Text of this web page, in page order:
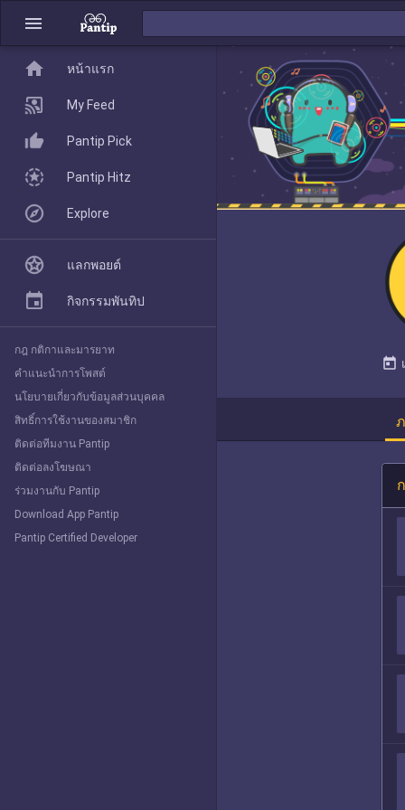
menu
today
home
Pantip Pick
Explore
home หน้าแรก
My Feed
Pantip Pick
Pantip Hitz
Explore
แลกพอยต์
กิจกรรมพันทิป
กฎ กติกาและมารยาท
คำแนะนำการโพสต์
นโยบายเกี่ยวกับข้อมูลส่วนบุคคล
สิทธิ์การใช้งานของสมาชิก
ติดต่อทีมงาน Pantip
ติดต่อลงโฆษณา
ร่วมงานกับ Pantip
Download App Pantip
Pantip Certified Developer